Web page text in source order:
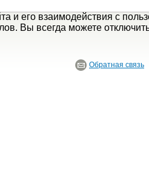
и его взаимодействия с
Вы всегда можете
Обратная связь